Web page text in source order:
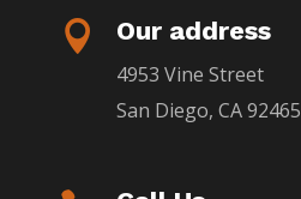
 Our address
4953 Vine Street
San Diego, CA 92465